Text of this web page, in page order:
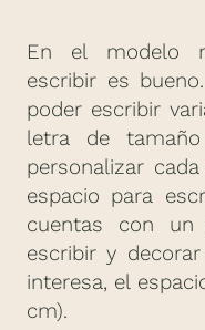
En el modelo
escribir es
poder escribir
letra de
personalizar
espacio para
cuentas con un
escribir y
interesa, el
cm).